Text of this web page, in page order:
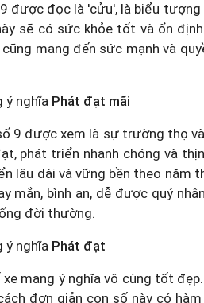
được đọc là 'cửu', là biểu
sẽ có sức khỏe tốt và ổn
mang đến sức mạnh và
ý nghĩa Phát đạt mãi
9 được xem là sự trường thọ
phát triển nhanh chóng và
lâu dài và vững bền theo năm
mắn, bình an, dễ được quý
đời thường.
ý nghĩa Phát đạt
mang ý nghĩa vô cùng tốt
đơn giản con số này có